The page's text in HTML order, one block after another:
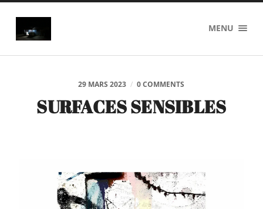
pilyser
MENU
29 MARS 2023 / 0 COMMENTS
SURFACES SENSIBLES